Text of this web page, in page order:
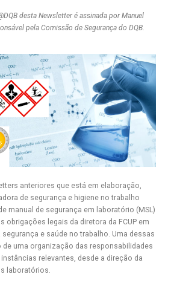
desta Newsletter é assinada por Manuel
pela Comissão de Segurança do DQB.
anteriores que está em elaboração,
de segurança e higiene no trabalho
manual de segurança em laboratório (MSL)
obrigações legais da diretora da FCUP em
e saúde no trabalho. Uma dessas
uma organização das responsabilidades
relevantes, desde a direção da
laboratórios.